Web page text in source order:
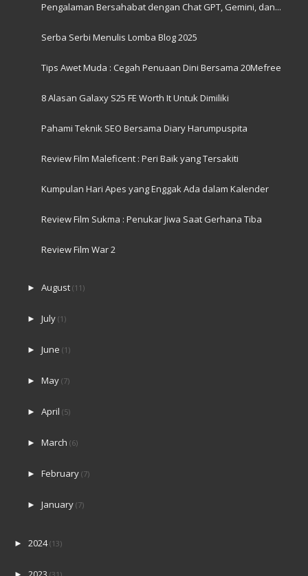
Pengalaman Bersahabat dengan Chat GPT, Gemini, dan...
Serba Serbi Menulis Lomba Blog 2025
Tips Awet Muda : Cegah Penuaan Dini Bersama 20Mefree
8 Alasan Galaxy S25 FE Worth It Untuk Dimiliki
Pahami Teknik SEO Bersama Diary Harumpuspita
Review Film Maleficent : Peri Baik yang Tersakiti
Kumpulan Hari Apes yang Enggak Ada dalam Kalender
Review Film Sukma : Penukar Jiwa Saat Gerhana Tiba
Review Film War 2
►August(11)
►July(1)
►June(1)
►May(7)
►April(5)
►March(6)
►February(7)
►January(7)
► 2024(13)